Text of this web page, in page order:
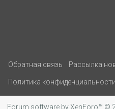
Обратная связь Рассылка
Политика конфиденциальности
Forum software by XenForo™ ©